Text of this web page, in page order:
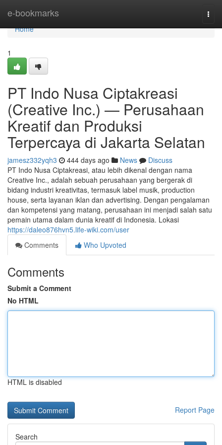
e-bookmarks
Home
Home
1
PT Indo Nusa Ciptakreasi
(Creative Inc.) — Perusahaan
Kreatif dan Produksi
Terpercaya di Jakarta Selatan
jamesz332yqh3 444 days ago News
Discuss
PT Indo Nusa Ciptakreasi, atau lebih dikenal dengan nama
Creative Inc., adalah sebuah perusahaan yang bergerak di
bidang industri kreativitas, termasuk label musik, production
house, serta layanan iklan dan advertising. Dengan pengalaman
dan kompetensi yang matang, perusahaan ini menjadi salah satu
pemain utama dalam dunia kreatif di Indonesia. Lokasi
https://daleo876hvn5.life-wiki.com/user
Comments
Who Upvoted
Comments
Submit a Comment
No HTML
HTML is disabled
Report Page
Search